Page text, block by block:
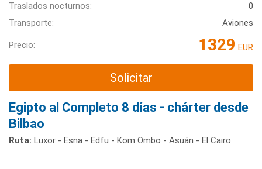
Traslados nocturnos:
0
Transporte:
Aviones
Precio: 1329 EUR
Solicitar
Egipto al Completo 8 días - chárter desde
Bilbao
Ruta: Luxor - Esna - Edfu - Kom Ombo - Asuán - El Cairo